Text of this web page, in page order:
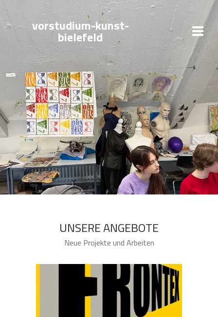
vorstudium-kunst-
bielefeld
WIR STARTEN MITTWOCH
02.09.2026!
BEREITE DICH
OPTIMAL AUF DIE
PRÜFUNG VOR
ZEIGE DEINE ARBEITEN
UNSERE ANGEBOTE
Neue Projekte und Arbeiten